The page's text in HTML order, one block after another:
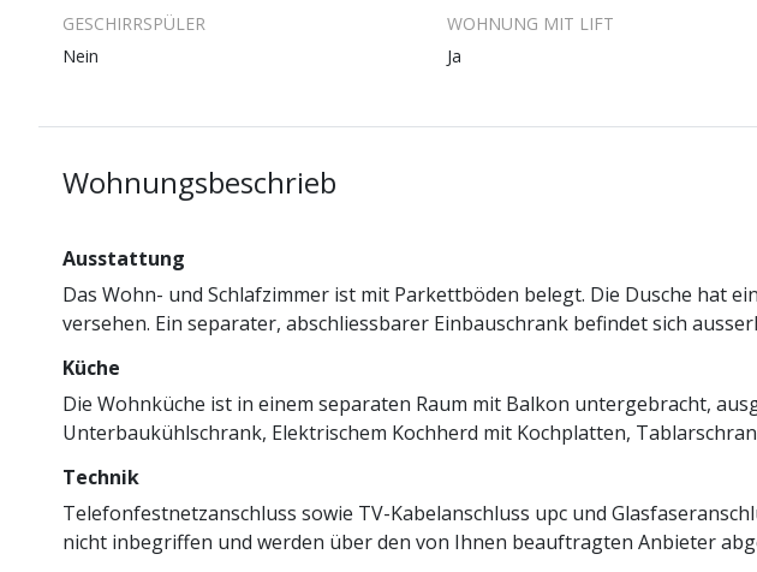
GESCHIRRSPÜLER
Nein
WOHNUNG MIT LIFT
Ja
Wohnungsbeschrieb
Ausstattung
Das Wohn- und Schlafzimmer ist mit Parkettböden belegt. Die Dusche hat
versehen. Ein separater, abschliessbarer Einbauschrank befindet sich
Küche
Die Wohnküche ist in einem separaten Raum mit Balkon untergebracht,
Unterbaukühlschrank, Elektrischem Kochherd mit Kochplatten,
Technik
Telefonfestnetzanschluss sowie TV-Kabelanschluss upc und
nicht inbegriffen und werden über den von Ihnen beauftragten Anbieter